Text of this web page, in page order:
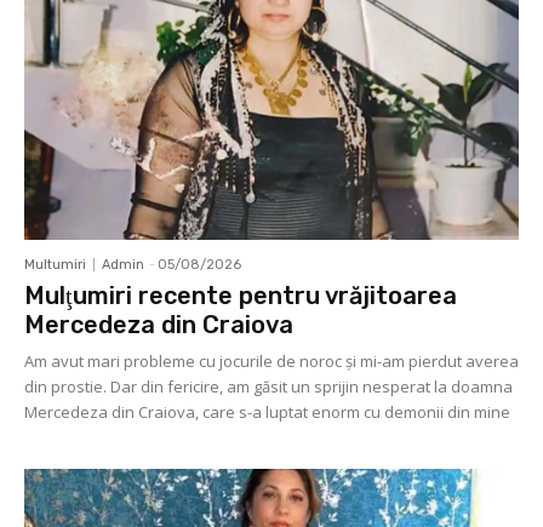
Multumiri Admin - 05/08/2026
Mulţumiri recente pentru vrăjitoarea
Mercedeza din Craiova
Am avut mari probleme cu jocurile de noroc şi mi-am pierdut averea
din prostie. Dar din fericire, am găsit un sprijin nesperat la doamna
Mercedeza din Craiova, care s-a luptat enorm cu demonii din mine